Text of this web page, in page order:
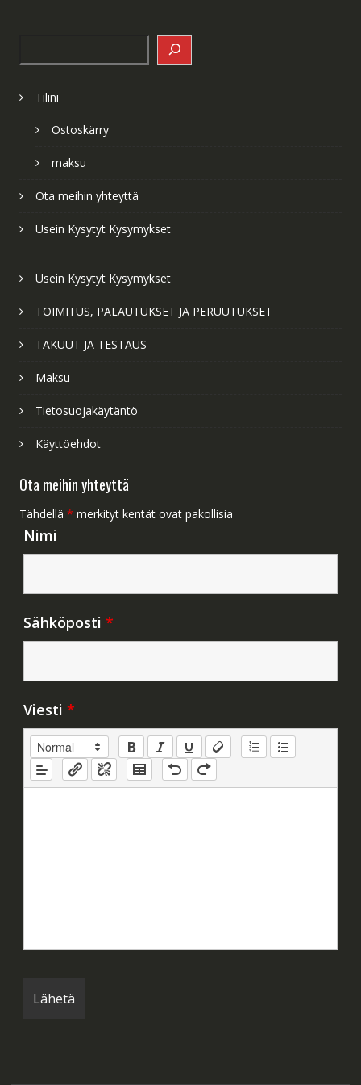
Tilini
Ostoskärry
maksu
Ota meihin yhteyttä
Usein Kysytyt Kysymykset
Usein Kysytyt Kysymykset
TOIMITUS, PALAUTUKSET JA PERUUTUKSET
TAKUUT JA TESTAUS
Maksu
Tietosuojakäytäntö
Käyttöehdot
Ota meihin yhteyttä
Tähdellä * merkityt kentät ovat pakollisia
Nimi
Sähköposti *
Viesti *